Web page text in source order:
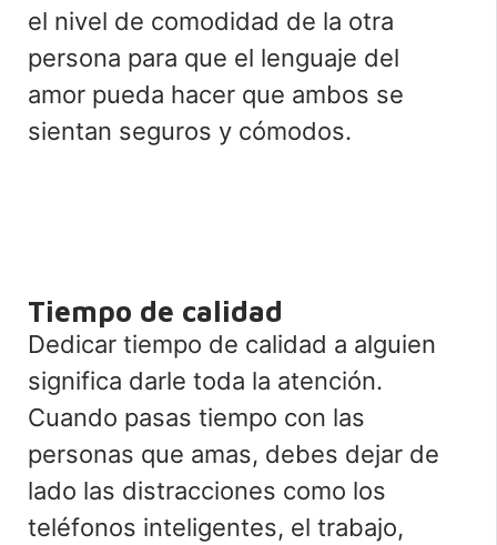
el nivel de comodidad de la otra
persona para que el lenguaje del
amor pueda hacer que ambos se
sientan seguros y cómodos.
Tiempo de calidad
Dedicar tiempo de calidad a alguien
significa darle toda la atención.
Cuando pasas tiempo con las
personas que amas, debes dejar de
lado las distracciones como los
teléfonos inteligentes, el trabajo,